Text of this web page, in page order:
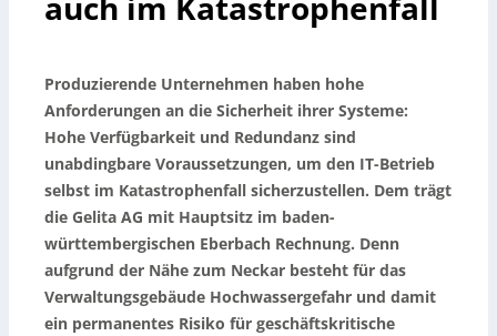
Produzierende Unternehmen haben hohe
Anforderungen an die Sicherheit ihrer Systeme:
Hohe Verfügbarkeit und Redundanz sind
unabdingbare Voraussetzungen, um den IT-Betrieb
selbst im Katastrophenfall sicherzustellen. Dem trägt
die Gelita AG mit Hauptsitz im baden-
württembergischen Eberbach Rechnung. Denn
aufgrund der Nähe zum Neckar besteht für das
Verwaltungsgebäude Hochwassergefahr und damit
ein permanentes Risiko für geschäftskritische